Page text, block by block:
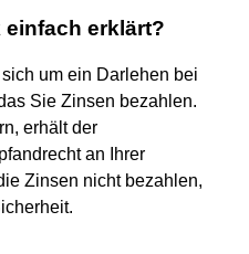
einfach erklärt?
um ein Darlehen bei
Sie Zinsen bezahlen.
erhält der
an Ihrer
Zinsen nicht bezahlen,